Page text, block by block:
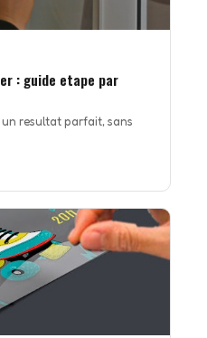
: guide etape par
un resultat parfait, sans